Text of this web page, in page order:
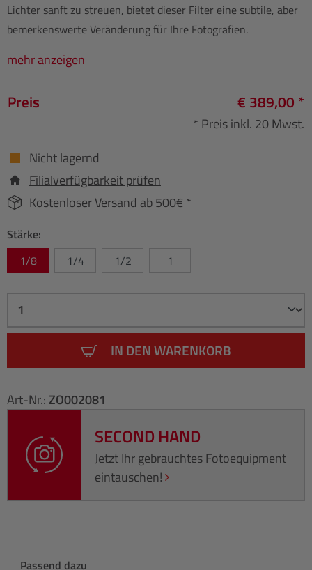
Lichter sanft zu streuen, bietet dieser Filter eine subtile, aber
bemerkenswerte Veränderung für Ihre Fotografien.
mehr anzeigen
Preis € 389,00 *
* Preis inkl. 20 Mwst.
Nicht lagernd
Filialverfügbarkeit prüfen
Kostenloser Versand ab 500€ *
Stärke:
1/8
1/4 1/2 1
IN DEN WARENKORB
Art-Nr.: ZO002081
SECOND HAND
Jetzt Ihr gebrauchtes Fotoequipment
eintauschen!
Produktgalerie überspringen
Passend dazu